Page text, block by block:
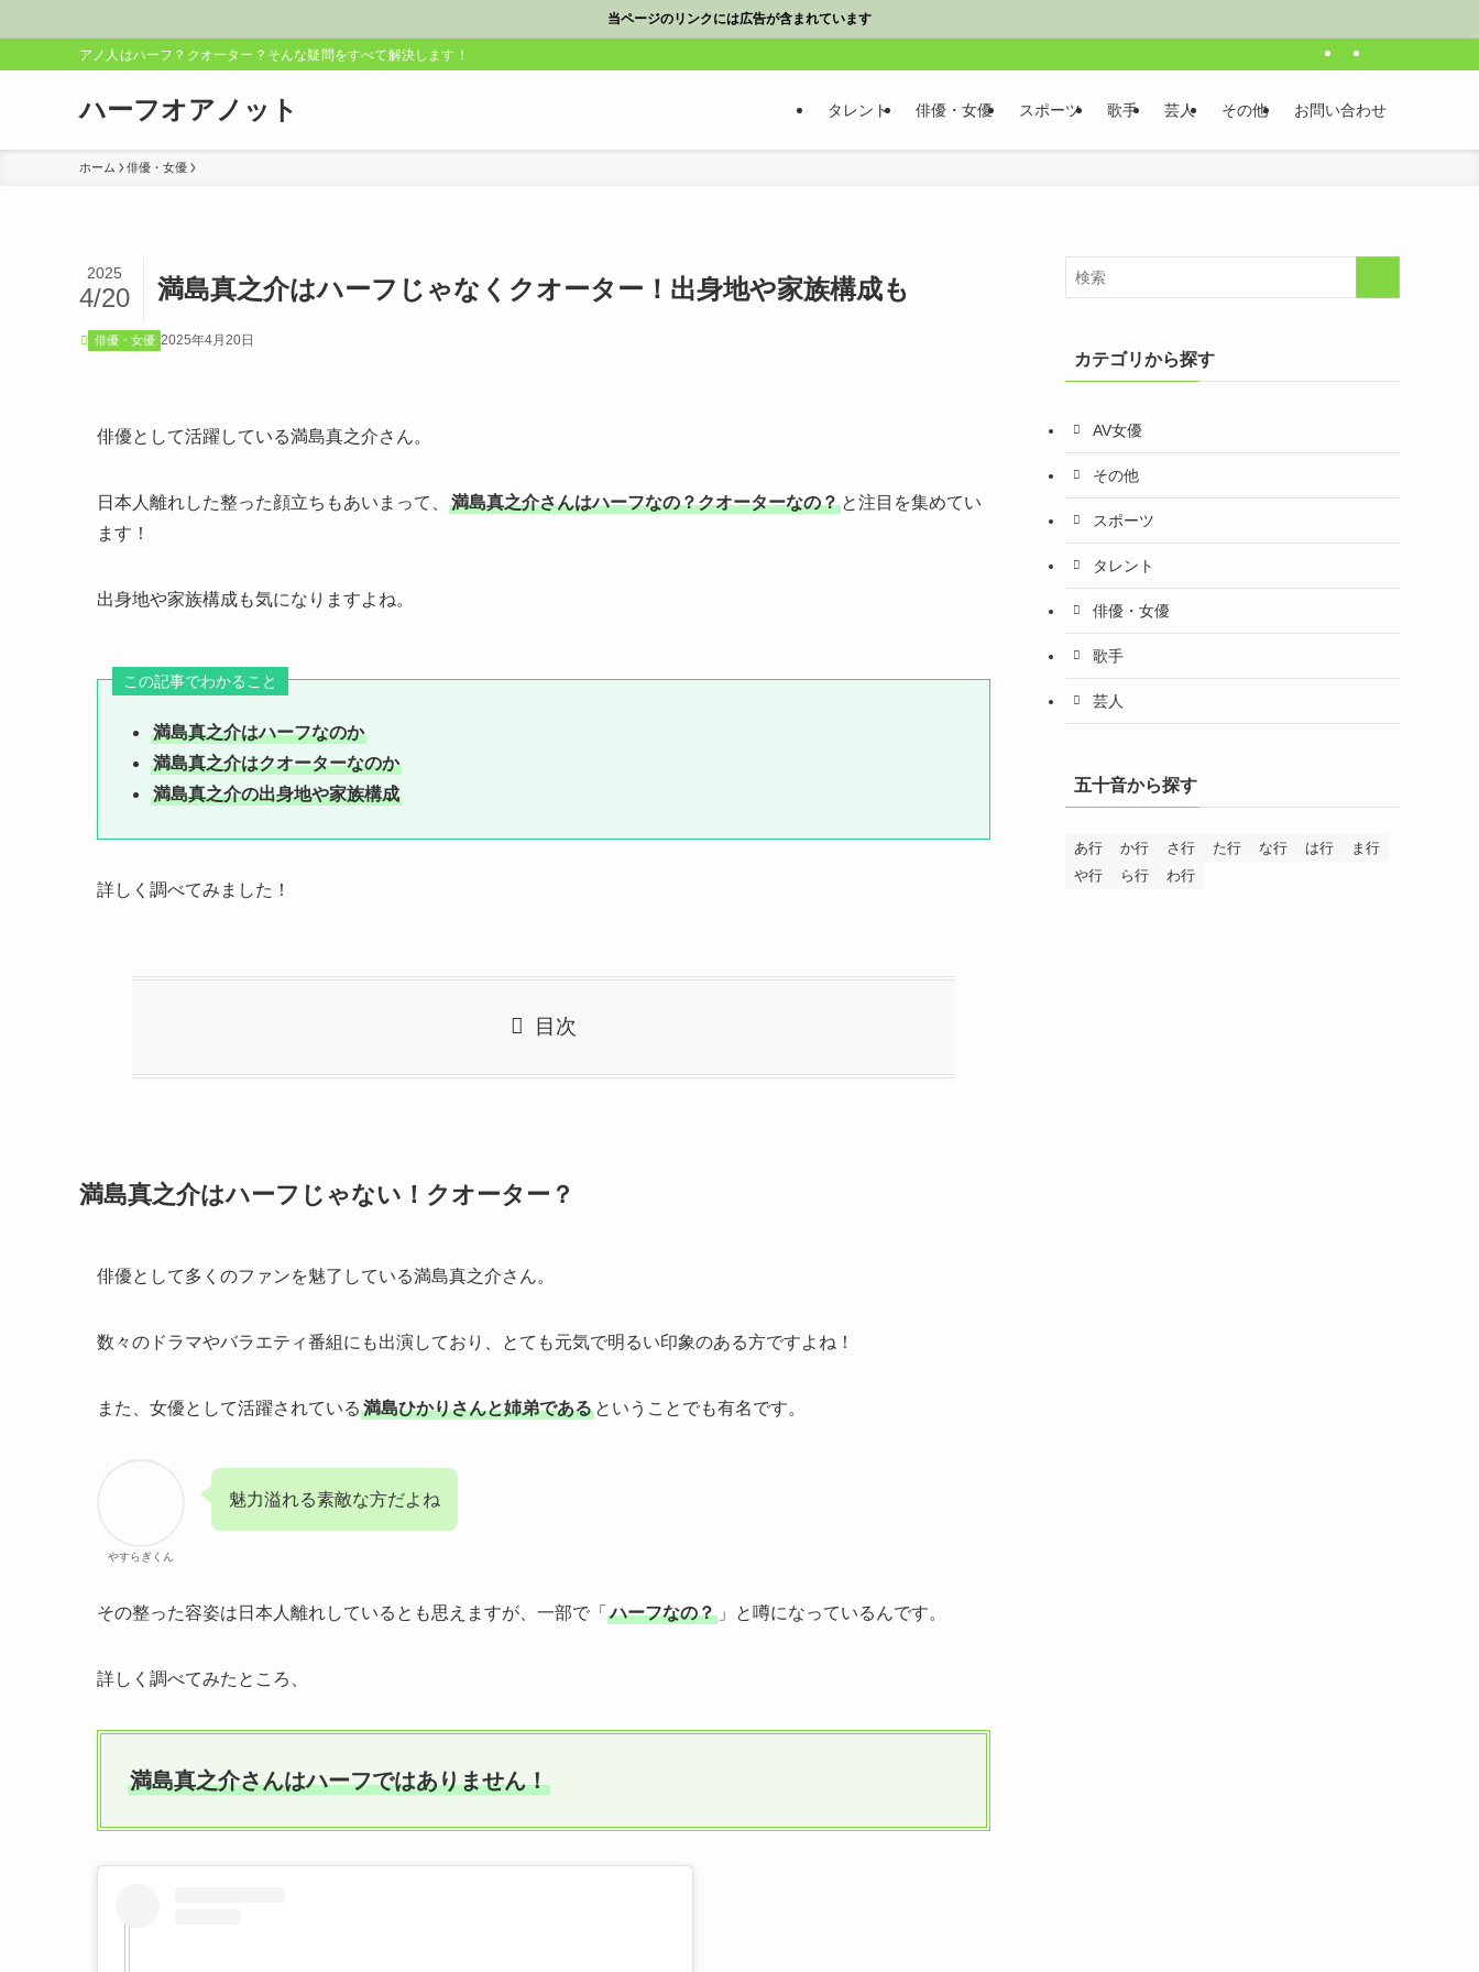
当ページのリンクには広告が含まれています
アノ人はハーフ？クオーター？そんな疑問をすべて解決します！
ハーフオアノット タレント 俳優・女優 スポーツ 歌手 芸人 その他 お問い合わせ
ホーム 俳優・女優
満島真之介はハーフじゃなくクオーター！出身地や家族構成も
2025
4/20
俳優・女優 2025年4月20日
俳優として活躍している満島真之介さん。
日本人離れした整った顔立ちもあいまって、 満島真之介さんはハーフなの？クオーターなの？ と注目を集めてい
ます！
出身地や家族構成も気になりますよね。
この記事でわかること
満島真之介はハーフなのか
満島真之介はクオーターなのか
満島真之介の出身地や家族構成
詳しく調べてみました！
目次
満島真之介はハーフじゃない！クオーター？
俳優として多くのファンを魅了している満島真之介さん。
数々のドラマやバラエティ番組にも出演しており、とても元気で明るい印象のある方ですよね！
また、女優として活躍されている 満島ひかりさんと姉弟である ということでも有名です。
やすらぎくん
魅力溢れる素敵な方だよね
その整った容姿は日本人離れしているとも思えますが、一部で「 ハーフなの？ 」と噂になっているんです。
詳しく調べてみたところ、
満島真之介さんはハーフではありません！
カテゴリから探す
AV女優
その他
スポーツ
タレント
俳優・女優
歌手
芸人
五十音から探す
あ行 か行 さ行 た行 な行 は行
ま行
や行
ら行 わ行